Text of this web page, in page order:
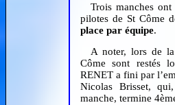
Trois manches
pilotes de St Côme
place par équipe.
A noter, lors de
Côme sont restés
RENET a fini par
Nicolas Brisset,
manche, termine